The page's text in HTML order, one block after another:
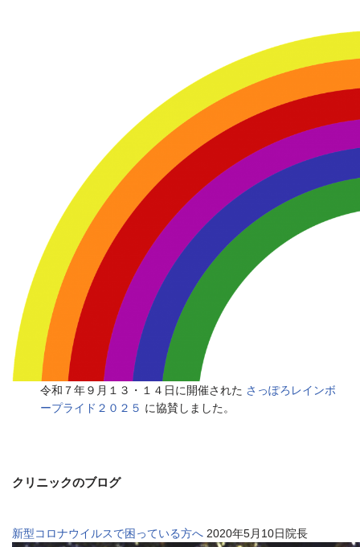
令和７年９月１３・１４日に開催された さっぽろレインボ
ープライド２０２５ に協賛しました。
クリニックのブログ
新型コロナウイルスで困っている方へ 2020年5月10日院長